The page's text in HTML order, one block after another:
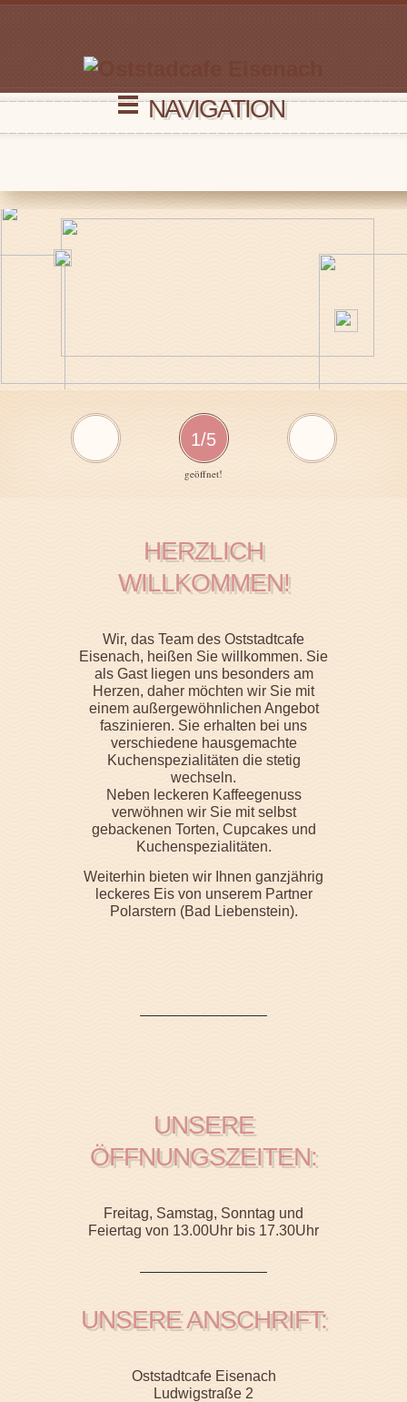
NAVIGATION
1/5
geöffnet!
HERZLICH
WILLKOMMEN!
Wir, das Team des Oststadtcafe
Eisenach, heißen Sie willkommen. Sie
als Gast liegen uns besonders am
Herzen, daher möchten wir Sie mit
einem außergewöhnlichen Angebot
faszinieren. Sie erhalten bei uns
verschiedene hausgemachte
Kuchenspezialitäten die stetig
wechseln.
Neben leckeren Kaffeegenuss
verwöhnen wir Sie mit selbst
gebackenen Torten, Cupcakes und
Kuchenspezialitäten.
Weiterhin bieten wir Ihnen ganzjährig
leckeres Eis von unserem Partner
Polarstern (Bad Liebenstein).
UNSERE
ÖFFNUNGSZEITEN:
Freitag, Samstag, Sonntag und
Feiertag von 13.00Uhr bis 17.30Uhr
UNSERE ANSCHRIFT:
Oststadtcafe Eisenach
Ludwigstraße 2